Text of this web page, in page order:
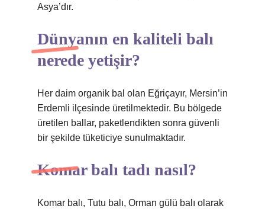
Asya’dır.
Dünyanın en kaliteli balı
nerede yetişir?
Her daim organik bal olan Eğriçayır, Mersin’in
Erdemli ilçesinde üretilmektedir. Bu bölgede
üretilen ballar, paketlendikten sonra güvenli
bir şekilde tüketiciye sunulmaktadır.
Komar balı tadı nasıl?
Komar balı, Tutu balı, Orman gülü balı olarak